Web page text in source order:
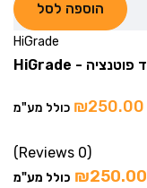
הוספה לסל
HiGrade
₪250.00 כולל מע"מ
(0 Reviews)
₪250.00 כולל מע"מ